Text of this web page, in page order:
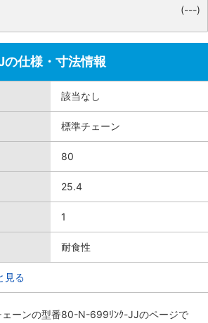
(---)
仕様・寸法情報
該当なし
標準チェーン
80
25.4
1
耐食性
見る
ーンの型番80-N-699ﾘﾝｸ-JJのページで